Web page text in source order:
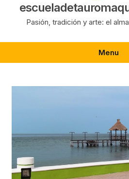
Pasión, tradición y arte: el
Menu